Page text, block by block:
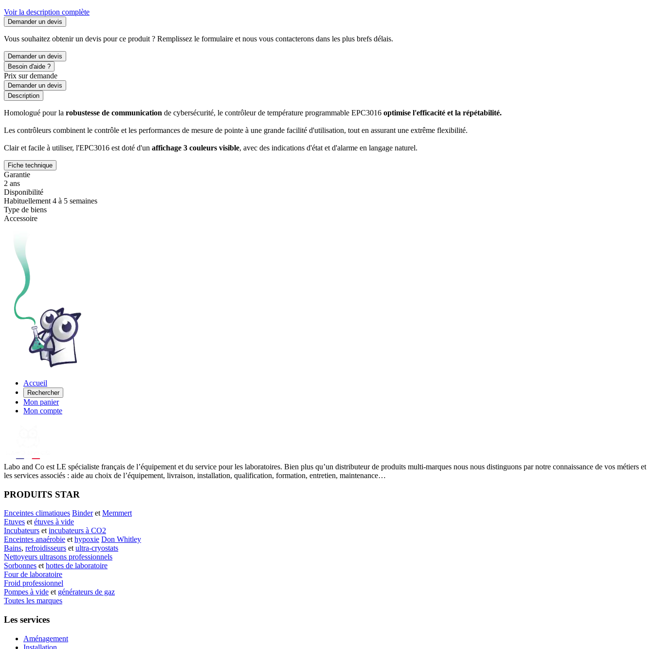
Voir la description complète
Demander un devis
Vous souhaitez obtenir un devis pour ce produit ? Remplissez le formulaire et nous vous contacterons dans les plus brefs délais.
Demander un devis
Besoin d'aide ?
Prix sur demande
Demander un devis
Description
Homologué pour la robustesse de communication de cybersécurité, le contrôleur de température programmable EPC3016 optimise l'efficacité et la répétabilité.
Les contrôleurs combinent le contrôle et les performances de mesure de pointe à une grande facilité d'utilisation, tout en assurant une extrême flexibilité.
Clair et facile à utiliser, l'EPC3016 est doté d'un affichage 3 couleurs visible, avec des indications d'état et d'alarme en langage naturel.
Fiche technique
Garantie
2 ans
Disponibilité
Habituellement 4 à 5 semaines
Type de biens
Accessoire
Accueil
Rechercher
Mon panier
Mon compte
Labo and Co est LE spécialiste français de l’équipement et du service pour les laboratoires. Bien plus qu’un distributeur de produits multi-marques nous nous distinguons par notre connaissance de vos métiers et
les services associés : aide au choix de l’équipement, livraison, installation, qualification, formation, entretien, maintenance…
PRODUITS STAR
Enceintes climatiques Binderet Memmert
Etuves et étuves à vide
Incubateurs et incubateurs à CO2
Enceintes anaérobie et hypoxie Don Whitley
Bains, refroidisseurs et ultra-cryostats
Nettoyeurs ultrasons professionnels
Sorbonnes et hottes de laboratoire
Four de laboratoire
Froid professionnel
Pompes à vide et générateurs de gaz
Toutes les marques
Les services
Aménagement
Installation